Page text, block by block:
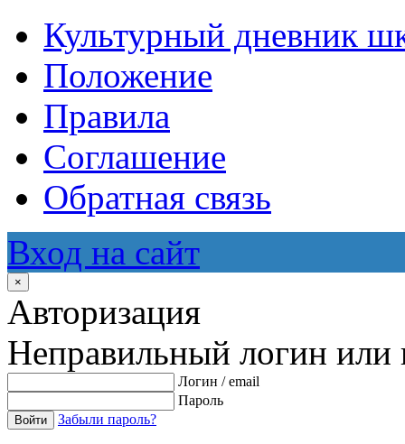
Культурный дневник
Положение
Правила
Соглашение
Обратная связь
Вход на сайт
×
Авторизация
Неправильный логин или
Логин / email
Пароль
Войти Забыли пароль?